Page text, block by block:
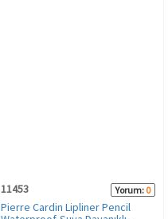
11453 Yorum: 0
Pierre Cardin Lipliner Pencil